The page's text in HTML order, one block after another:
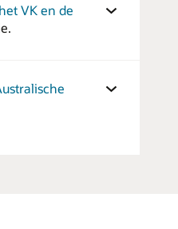
VK en de